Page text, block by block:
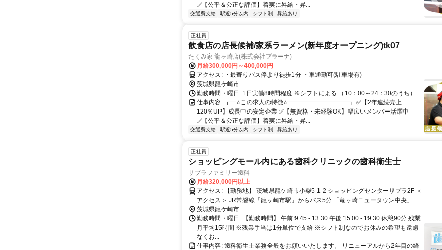
✅️【公平＆公正な評価】着実に昇給・昇...
交通費支給 駅近5分以内 シフト制 昇給あり
正社員
飲食店の店長候補/家系ラーメン(新年度オープニング)tk07
たくみ家 龍ヶ崎店(株式会社プラーナ)
月給300,000円～400,000円
アクセス: ・最寄りバス停より徒歩1分 ・車通勤可(駐車場有)
茨城県龍ケ崎市
勤務時間・曜日: 1日実働8時間程度 ※シフトによる （10：00～24：30のうち）
仕事内容: ┏━⭐️この求人の特徴⭐️━━━━━━━━━━┓ ✅️【2年連続売上
120％UP】成長中の安定企業 ✅️【無資格・未経験OK】幅広いメンバー活躍中
✅️【公平＆公正な評価】着実に昇給・昇...
交通費支給 駅近5分以内 シフト制 昇給あり
正社員
ショッピングモール内にある歯科クリニックの歯科衛生士
サプラファミリー歯科
月給320,000円以上
アクセス: 【勤務地】 茨城県龍ケ崎市小柴5-1-2 ショッピングセンターサプラ2F ＜
アクセス＞ JR常磐線「龍ヶ崎市駅」からバス5分 「竜ヶ崎ニュータウン中央」
「小柴四丁目」 「ショッピングセンターサプラ」バス停の いずれかで下車し徒歩
1〜5分 ※マイカー・バイク・自転車通勤可（駐車場あり）
茨城県龍ケ崎市
勤務時間・曜日: 【勤務時間】 午前 9:45 - 13:30 午後 15:00 - 19:30 休憩90分 残業
月平均15時間 ※残業手当は1分単位で支給 ※シフト制なのでお休みの希望も遠慮
なくお...
仕事内容: 歯科衛生士業務全般をお願いいたします。 リニューアルから2年目の綺